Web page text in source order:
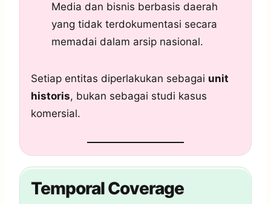
Media dan bisnis berbasis daerah
yang tidak terdokumentasi secara
memadai dalam arsip nasional.
Setiap entitas diperlakukan sebagai unit
historis, bukan sebagai studi kasus
komersial.
Temporal Coverage